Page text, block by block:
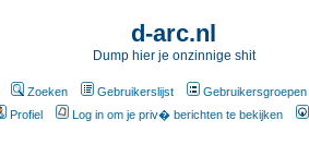
d-arc.nl
Dump hier je onzinnige shit
Zoeken Gebruikerslijst Gebruikersgroepen
Profiel
Log in om je priv� berichten te bekijken